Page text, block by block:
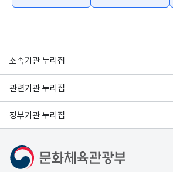
소속기관 누리집
관련기관 누리집
정부기관 누리집
문화체육관광부